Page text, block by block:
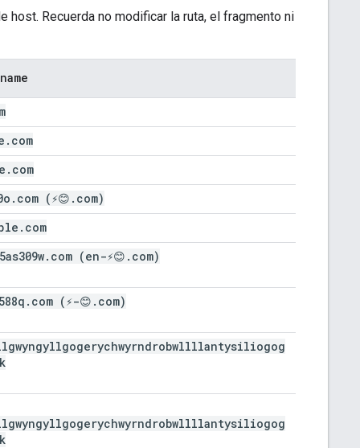
host. Recuerda no modificar la ruta, el fragmento ni
. com
. com
. com (⚡😊 . com)
. com
. com (en-⚡😊 . com)
. com (⚡-😊 . com)